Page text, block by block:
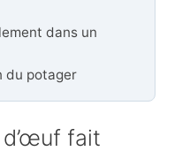
dans un
du potager
fait